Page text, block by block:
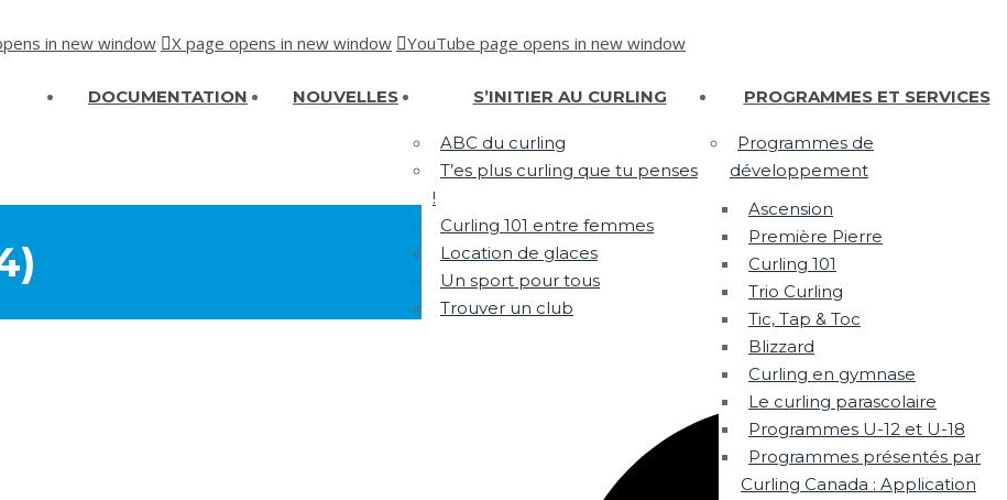
in new window X page opens in new window YouTube page opens in new window
DOCUMENTATION NOUVELLES S’INITIER AU CURLING
ABC du curling
T’es plus curling que tu penses
!
Curling 101 entre femmes
Location de glaces
Un sport pour tous
Trouver un club
PROGRAMMES ET SERVICES
Programmes de
développement
Ascension
Première Pierre
Curling 101
Trio Curling
Tic, Tap & Toc
Blizzard
Curling en gymnase
Le curling parascolaire
Programmes U-12 et U-18
Programmes présentés par
Curling Canada : Application